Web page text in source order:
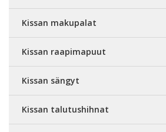
Kissan makupalat
Kissan raapimapuut
Kissan sängyt
Kissan talutushihnat